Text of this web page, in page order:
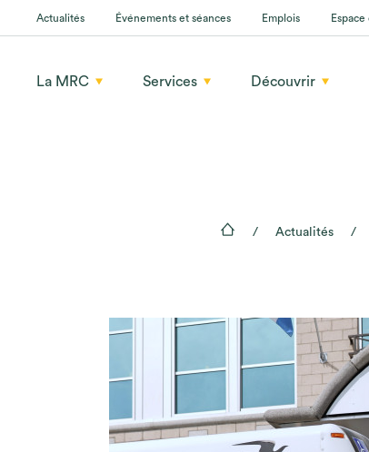
Actualités Événements et séances Emplois
La MRC Services Découvrir
Actualités